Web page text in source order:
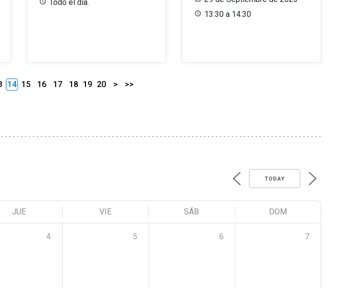
Todo el dia.
13:30 a 14:30
14 15 16 17 18 19 20 > >>
TODAY
JUE VIE SÁB DOM
4 5 6 7